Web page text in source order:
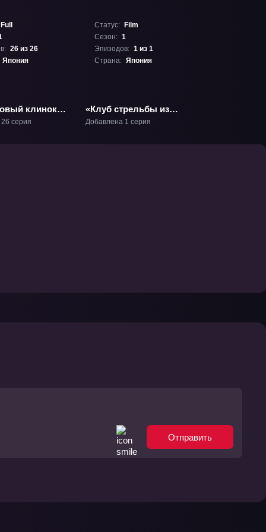
Full
26 из 26
Япония
клинок»
серия
Статус:
Film
Сезон: 1
Эпизодов: 1 из 1
Страна: Япония
«Клуб стрельбы из
лука. Фильм» Фильм-1
Добавлена 1 серия
Отправить